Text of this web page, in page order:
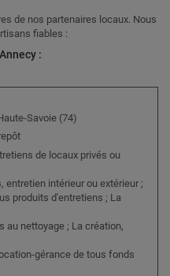
de nos partenaires locaux. Nous
fiables :
:
Savoie (74)
de locaux privés ou
intérieur ou extérieur ;
produits d'entretiens ; La
au nettoyage ; La création,
gérance de tous fonds